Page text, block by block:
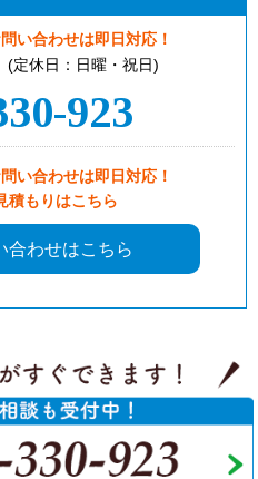
い合わせは即日対応！
休日：日曜・祝日)
923
い合わせは即日対応！
積もりはこちら
合わせはこちら